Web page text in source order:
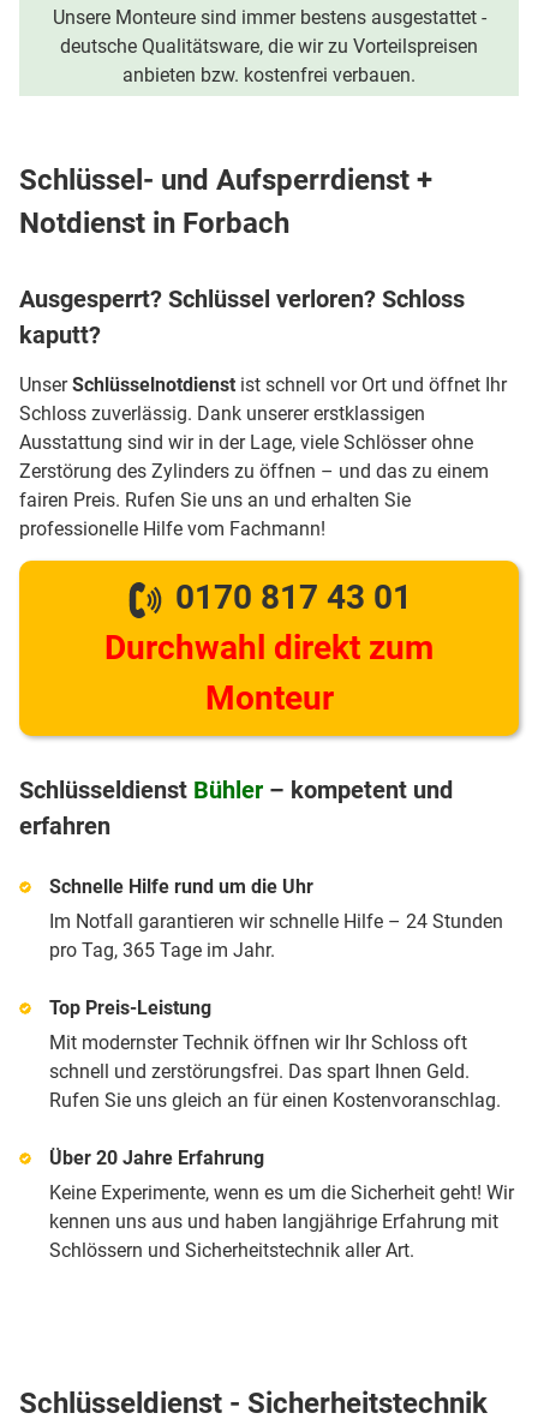
Unsere Monteure sind immer bestens ausgestattet -
deutsche Qualitätsware, die wir zu Vorteilspreisen
anbieten bzw. kostenfrei verbauen.
Schlüssel- und Aufsperrdienst +
Notdienst in Forbach
Ausgesperrt? Schlüssel verloren? Schloss
kaputt?
UnserSchlüsselnotdienst ist schnell vor Ort und öffnet Ihr
Schloss zuverlässig. Dank unserer erstklassigen
Ausstattung sind wir in der Lage, viele Schlösser ohne
Zerstörung des Zylinders zu öffnen – und das zu einem
fairen Preis. Rufen Sie uns an und erhalten Sie
professionelle Hilfe vom Fachmann!
0170 817 43 01
Durchwahl direkt zum
Monteur
Schlüsseldienst Bühler – kompetent und
erfahren
Schnelle Hilfe rund um die Uhr
Im Notfall garantieren wir schnelle Hilfe – 24 Stunden
pro Tag, 365 Tage im Jahr.
Top Preis-Leistung
Mit modernster Technik öffnen wir Ihr Schloss oft
schnell und zerstörungsfrei. Das spart Ihnen Geld.
Rufen Sie uns gleich an für einen Kostenvoranschlag.
Über 20 Jahre Erfahrung
Keine Experimente, wenn es um die Sicherheit geht! Wir
kennen uns aus und haben langjährige Erfahrung mit
Schlössern und Sicherheitstechnik aller Art.
Schlüsseldienst - Sicherheitstechnik